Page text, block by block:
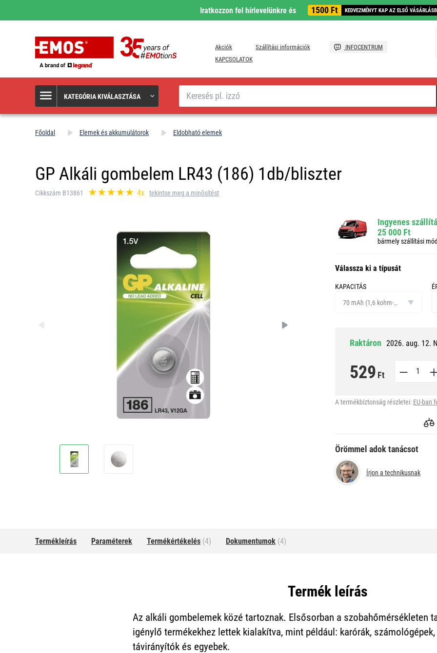
Iratkozzon fel hírlevelünkre és 1500 Ft KEDVEZMÉNYT KAP AZ ELSŐ
Akciók Szállítási információk
INFOCENTRUM
KAPCSOLATOK
KATEGÓRIA KIVÁLASZTÁSA
Keresés
Főoldal Elemek és akkumulátorok Eldobható elemek
GP Alkáli gombelem LR43 (186) 1db/bliszter
Cikkszám B13861 4x tekintse meg a minősítést
Ingyenes
25 000 Ft
bármely szállítási
Válassza ki a típusát
KAPACITÁS
70 mAh (1,6 kohm-os terhelés esetén)
Raktáron 2026. aug. 12.
529 Ft
A termékbiztonság részletei: EU-ban
Örömmel adok tanácsot
Írjon a technikusnak
Termékleírás Paraméterek Termékértékelés (4) Dokumentumok (4)
Termék leírás
Az alkáli gombelemek közé tartoznak. Elsősorban a szobahőmérsékleten
igénylő termékekhez lettek kialakítva, mint például: karórák,
távirányítók és egyebek.